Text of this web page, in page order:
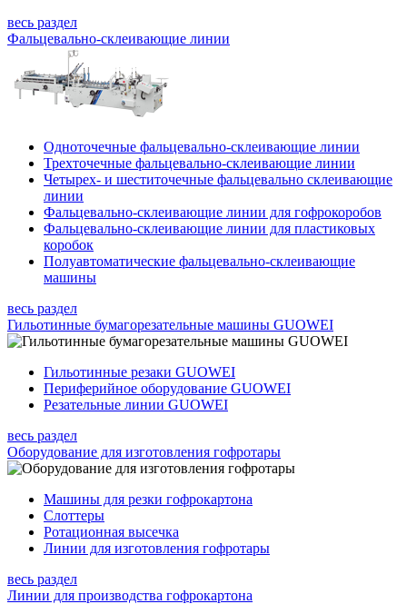
весь раздел
Фальцевально-склеивающие линии
Одноточечные фальцевально-склеивающие линии
Трехточечные фальцевально-склеивающие линии
Четырех- и шеститочечные фальцевально склеивающие
линии
Фальцевально-склеивающие линии для гофрокоробов
Фальцевально-склеивающие линии для пластиковых
коробок
Полуавтоматические фальцевально-склеивающие
машины
весь раздел
Гильотинные бумагорезательные машины GUOWEI
Гильотинные резаки GUOWEI
Периферийное оборудование GUOWEI
Резательные линии GUOWEI
весь раздел
Оборудование для изготовления гофротары
Машины для резки гофрокартона
Слоттеры
Ротационная высечка
Линии для изготовления гофротары
весь раздел
Линии для производства гофрокартона